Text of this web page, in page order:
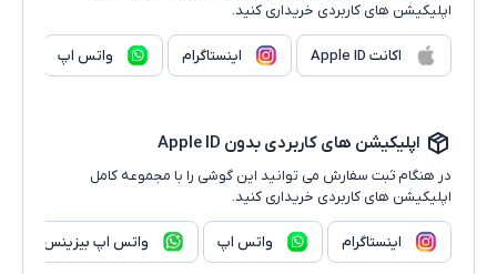
اپلیکیشن های کاربردی خریداری کنید.
اکانت Apple ID اینستاگرام واتس اپ
اپلیکیشن های کاربردی بدون Apple ID
در هنگام ثبت سفارش می توانید این گوشی را با مجموعه کامل
اپلیکیشن های کاربردی خریداری کنید.
اینستاگرام واتس اپ واتس اپ بیزینس